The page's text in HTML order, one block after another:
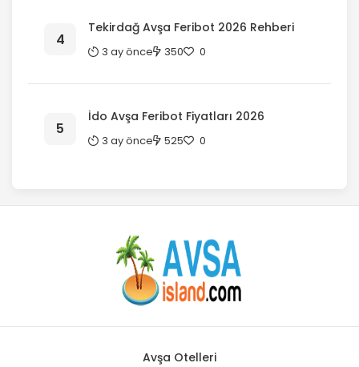
Tekirdağ Avşa Feribot 2026 Rehberi
3 ay önce 350 0
İdo Avşa Feribot Fiyatları 2026
3 ay önce 525 0
Avşa Otelleri